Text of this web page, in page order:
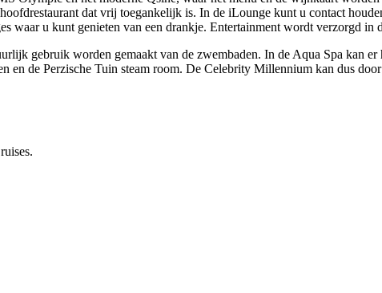
dat vrij toegankelijk is. In de iLounge kunt u contact
waar u kunt genieten van een drankje. Entertainment wordt verzorgd in
gebruik worden gemaakt van de zwembaden. In de Aqua Spa kan
en de Perzische Tuin steam room. De Celebrity Millennium kan dus